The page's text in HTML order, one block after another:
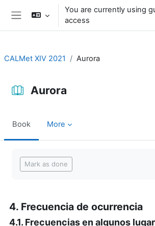
Skip to main content
You are currently using
access
CALMet XIV 2021 Aurora
Aurora
Book More
Mark as done
4. Frecuencia de ocurrencia
4.1. Frecuencias en algunos